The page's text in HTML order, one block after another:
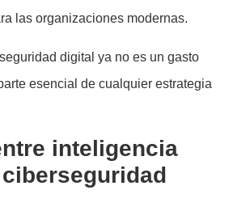
las organizaciones modernas.
digital ya no es un gasto
esencial de cualquier estrategia
inteligencia